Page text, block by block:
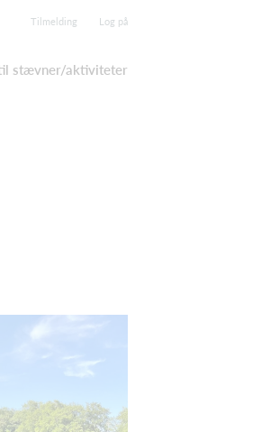
Tilmelding Log på
stævner/aktiviteter